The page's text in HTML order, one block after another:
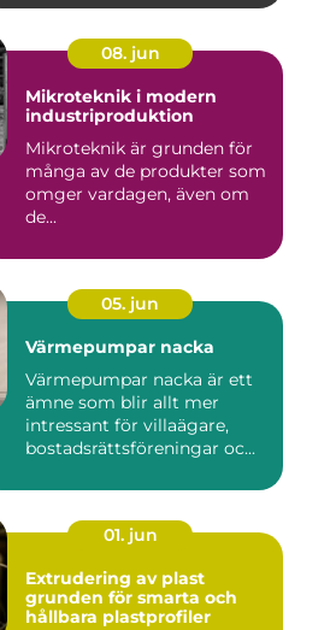
08. jun
Mikroteknik i modern
industriproduktion
Mikroteknik är grunden för
många av de produkter som
omger vardagen, även om
de...
05. jun
Värmepumpar nacka
Värmepumpar nacka är ett
ämne som blir allt mer
intressant för villaägare,
bostadsrättsföreningar oc...
01. jun
Extrudering av plast
grunden för smarta och
hållbara plastprofiler